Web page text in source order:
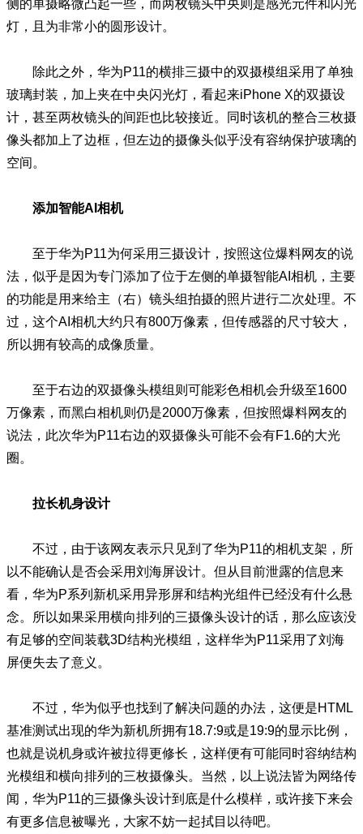
侧的单摄略微凸起一些，而两枚镜头中央则是感光元件和闪光
灯，且为非常小的圆形设计。
除此之外，华为P11的横排三摄中的双摄模组采用了单独
玻璃封装，加上夹在中央闪光灯，看起来iPhone X的双摄设
计，甚至两枚镜头的间距也比较接近。同时该机的整合三枚摄
像头都加上了边框，但左边的摄像头似乎没有容纳保护玻璃的
空间。
添加智能AI相机
至于华为P11为何采用三摄设计，按照这位爆料网友的说
法，似乎是因为专门添加了位于左侧的单摄智能AI相机，主要
的功能是用来给主（右）镜头组拍摄的照片进行二次处理。不
过，这个AI相机大约只有800万像素，但传感器的尺寸较大，
所以拥有较高的成像质量。
至于右边的双摄像头模组则可能彩色相机会升级至1600
万像素，而黑白相机则仍是2000万像素，但按照爆料网友的
说法，此次华为P11右边的双摄像头可能不会有F1.6的大光
圈。
拉长机身设计
不过，由于该网友表示只见到了华为P11的相机支架，所
以不能确认是否会采用刘海屏设计。但从目前泄露的信息来
看，华为P系列新机采用异形屏和结构光组件已经没有什么悬
念。所以如果采用横向排列的三摄像头设计的话，那么应该没
有足够的空间装载3D结构光模组，这样华为P11采用了刘海
屏便失去了意义。
不过，华为似乎也找到了解决问题的办法，这便是HTML
基准测试出现的华为新机所拥有18.7:9或是19:9的显示比例，
也就是说机身或许被拉得更修长，这样便有可能同时容纳结构
光模组和横向排列的三枚摄像头。当然，以上说法皆为网络传
闻，华为P11的三摄像头设计到底是什么模样，或许接下来会
有更多信息被曝光，大家不妨一起拭目以待吧。